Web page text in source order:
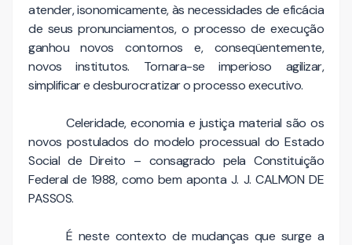
atender, isonomicamente, às necessidades de eficácia
de seus pronunciamentos, o processo de execução
ganhou novos contornos e, conseqüentemente,
novos institutos. Tornara-se imperioso agilizar,
simplificar e desburocratizar o processo executivo.
Celeridade, economia e justiça material são os
novos postulados do modelo processual do Estado
Social de Direito – consagrado pela Constituição
Federal de 1988, como bem aponta J. J. CALMON DE
PASSOS.
É neste contexto de mudanças que surge a